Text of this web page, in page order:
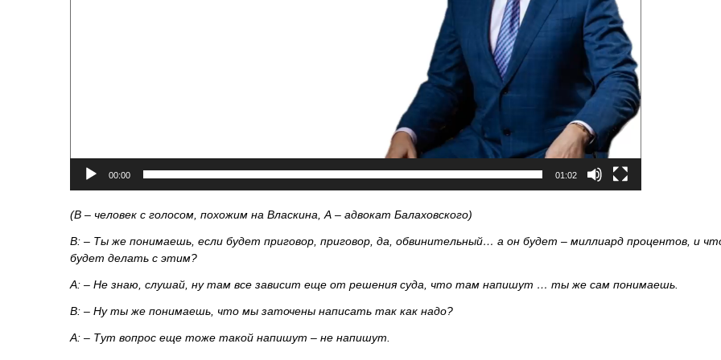
00:00 01:02
(В – человек с голосом, похожим на Власкина, А – адвокат Балаховского)
В: – Ты же понимаешь, если будет приговор, приговор, да, обвинительный… а он будет – миллиард процентов, и
будет делать с этим?
А: – Не знаю, слушай, ну там все зависит еще от решения суда, что там напишут … ты же сам понимаешь.
В: – Ну ты же понимаешь, что мы заточены написать так как надо?
А: – Тут вопрос еще тоже такой напишут – не напишут.